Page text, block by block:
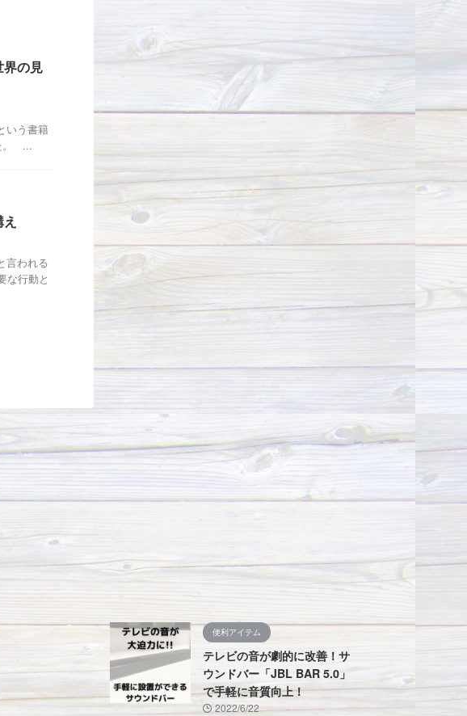
界の見
いう書籍
。 ...
言われる
な行動と
便利アイテム
テレビの音が劇的に改善！サ
ウンドバー「JBL BAR 5.0」
で手軽に音質向上！
2022/6/22